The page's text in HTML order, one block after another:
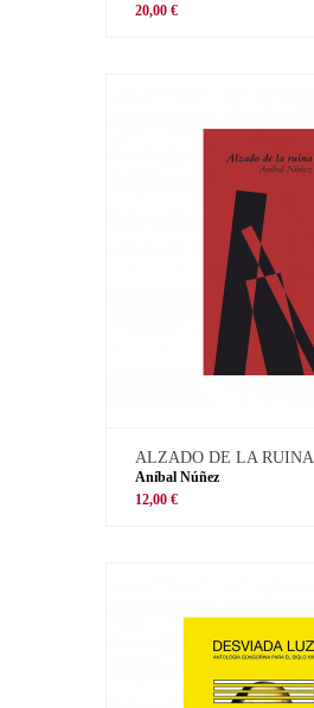
20,00 €
ALZADO DE LA RUINA
Aníbal Núñez
12,00 €